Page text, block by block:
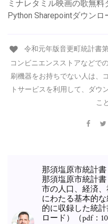
ミナレタミル映画の歌無料
Python Sharepointダウン
令和元年版音更町統計書
コンビニエンスストアなどで
刷機器をお持ちでない人は、
トサービスを利用して、ダウ
こ
那須塩原市統計
那須塩原市統計
市の人口、経済
にわたる基本的
的に収録した統
ロード）（pdf：